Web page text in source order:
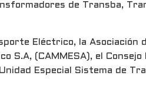
de Transba,
Eléctrico, la Asociación
S.A, (CAMMESA), el
Especial Sistema de